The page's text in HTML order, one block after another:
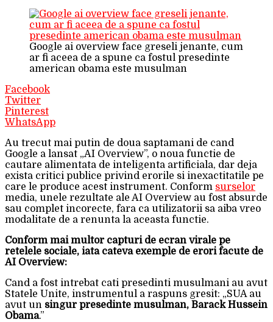
Google ai overview face greseli jenante, cum
ar fi aceea de a spune ca fostul presedinte
american obama este musulman
Facebook
Twitter
Pinterest
WhatsApp
Au trecut mai putin de doua saptamani de cand
Google a lansat „AI Overview”, o noua functie de
cautare alimentata de inteligenta artificiala, dar deja
exista critici publice privind erorile si inexactitatile pe
care le produce acest instrument. Conform surselor
media, unele rezultate ale AI Overview au fost absurde
sau complet incorecte, fara ca utilizatorii sa aiba vreo
modalitate de a renunta la aceasta functie.
Conform mai multor capturi de ecran virale pe
retelele sociale, iata cateva exemple de erori facute de
AI Overview:
Cand a fost intrebat cati presedinti musulmani au avut
Statele Unite, instrumentul a raspuns gresit: „SUA au
avut un singur presedinte musulman, Barack Hussein
Obama.”